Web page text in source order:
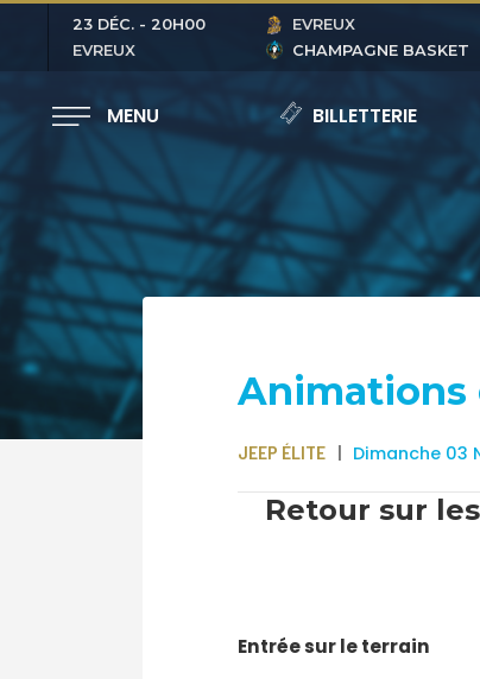
23 DÉC. - 20H00
EVREUX
CHAMPAGNE BASKET
EVREUX
MENU BILLETTERIE
Animations
JEEP ÉLITE Dimanche 03
Retour sur
Entrée sur le terrain